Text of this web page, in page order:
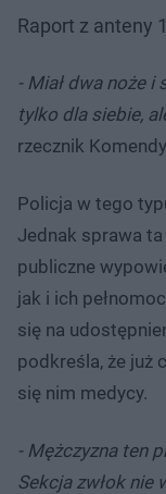
Raport z anteny
- Miał dwa noże i
tylko dla siebie,
rzecznik
Policja w tego
Jednak sprawa ta
publiczne
jak i ich
się na
podkreśla, że już
się nim medycy.
- Mężczyzna ten
Sekcja zwłok nie